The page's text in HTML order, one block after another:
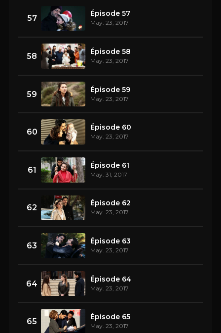
57 Épisode 57
May. 23, 2017
58 Épisode 58
May. 23, 2017
59 Épisode 59
May. 23, 2017
60 Épisode 60
May. 23, 2017
61 Épisode 61
May. 31, 2017
62 Épisode 62
May. 23, 2017
63 Épisode 63
May. 23, 2017
64 Épisode 64
May. 23, 2017
65 Épisode 65
May. 23, 2017